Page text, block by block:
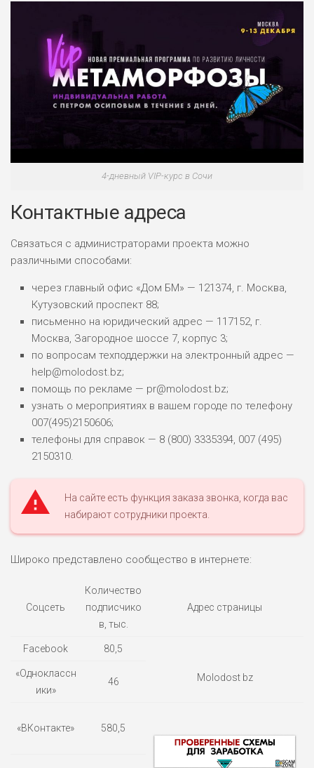
4-дневный VIP-курс в Сочи
Контактные адреса
Связаться с администраторами проекта можно
различными способами:
через главный офис «Дом БМ» — 121374, г. Москва,
Кутузовский проспект 88;
письменно на юридический адрес — 117152, г.
Москва, Загородное шоссе 7, корпус 3;
по вопросам техподдержки на электронный адрес —
help@molodost.bz;
помощь по рекламе — pr@molodost.bz;
узнать о мероприятиях в вашем городе по телефону
007(495)2150606;
телефоны для справок — 8 (800) 3335394, 007 (495)
2150310.
На сайте есть функция заказа звонка, когда вас
набирают сотрудники проекта.
Широко представлено сообщество в интернете:
Соцсеть
Количество
подписчико
в, тыс.
Адрес страницы
Facebook 80,5
Molodost bz
«Одноклассн
ики»
46
«ВКонтакте» 580,5